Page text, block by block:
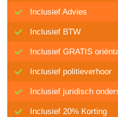
Inclusief Advies
Inclusief BTW
Inclusief GRATIS
Inclusief politieverhoor
Inclusief juridisch
Inclusief 20% Korting